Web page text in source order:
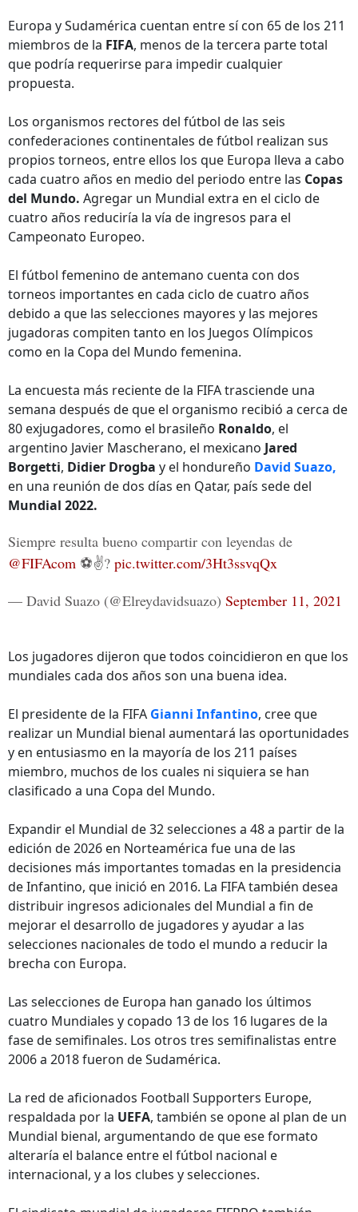
Europa y Sudamérica cuentan entre sí con 65 de los 211
miembros de la FIFA, menos de la tercera parte total
que podría requerirse para impedir cualquier
propuesta.
Los organismos rectores del fútbol de las seis
confederaciones continentales de fútbol realizan sus
propios torneos, entre ellos los que Europa lleva a cabo
cada cuatro años en medio del periodo entre las Copas
del Mundo. Agregar un Mundial extra en el ciclo de
cuatro años reduciría la vía de ingresos para el
Campeonato Europeo.
El fútbol femenino de antemano cuenta con dos
torneos importantes en cada ciclo de cuatro años
debido a que las selecciones mayores y las mejores
jugadoras compiten tanto en los Juegos Olímpicos
como en la Copa del Mundo femenina.
La encuesta más reciente de la FIFA trasciende una
semana después de que el organismo recibió a cerca de
80 exjugadores, como el brasileño Ronaldo, el
argentino Javier Mascherano, el mexicano Jared
Borgetti, Didier Drogba y el hondureño David Suazo,
en una reunión de dos días en Qatar, país sede del
Mundial 2022.
Siempre resulta bueno compartir con leyendas de
@FIFAcom ⚽️✌️? pic.twitter.com/3Ht3ssvqQx
— David Suazo (@Elreydavidsuazo) September 11, 2021
Los jugadores dijeron que todos coincidieron en que los
mundiales cada dos años son una buena idea.
El presidente de la FIFA Gianni Infantino, cree que
realizar un Mundial bienal aumentará las oportunidades
y en entusiasmo en la mayoría de los 211 países
miembro, muchos de los cuales ni siquiera se han
clasificado a una Copa del Mundo.
Expandir el Mundial de 32 selecciones a 48 a partir de la
edición de 2026 en Norteamérica fue una de las
decisiones más importantes tomadas en la presidencia
de Infantino, que inició en 2016. La FIFA también desea
distribuir ingresos adicionales del Mundial a fin de
mejorar el desarrollo de jugadores y ayudar a las
selecciones nacionales de todo el mundo a reducir la
brecha con Europa.
Las selecciones de Europa han ganado los últimos
cuatro Mundiales y copado 13 de los 16 lugares de la
fase de semifinales. Los otros tres semifinalistas entre
2006 a 2018 fueron de Sudamérica.
La red de aficionados Football Supporters Europe,
respaldada por la UEFA, también se opone al plan de un
Mundial bienal, argumentando de que ese formato
alteraría el balance entre el fútbol nacional e
internacional, y a los clubes y selecciones.